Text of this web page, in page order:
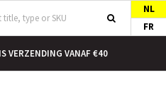
NL
FR
VERZENDING VANAF €40